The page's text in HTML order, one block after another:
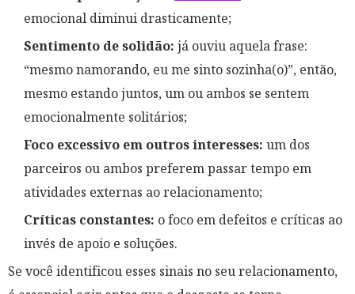
emocional diminui drasticamente;
Sentimento de solidão: já ouviu aquela frase:
“mesmo namorando, eu me sinto sozinha(o)”, então,
mesmo estando juntos, um ou ambos se sentem
emocionalmente solitários;
Foco excessivo em outros interesses: um dos
parceiros ou ambos preferem passar tempo em
atividades externas ao relacionamento;
Críticas constantes: o foco em defeitos e críticas ao
invés de apoio e soluções.
Se você identificou esses sinais no seu relacionamento,